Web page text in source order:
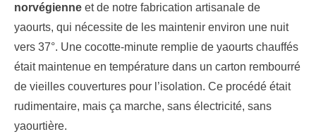
norvégienne et de notre fabrication artisanale de
yaourts, qui nécessite de les maintenir environ une nuit
vers 37°. Une cocotte-minute remplie de yaourts chauffés
était maintenue en température dans un carton rembourré
de vieilles couvertures pour l’isolation. Ce procédé était
rudimentaire, mais ça marche, sans électricité, sans
yaourtière.